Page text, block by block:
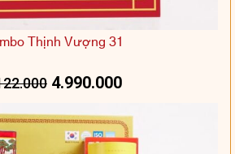
Thịnh Vượng 31
4.990.000